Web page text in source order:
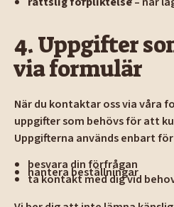
4. Uppgifter
via formulär
När du kontaktar oss via våra
uppgifter som behövs för att
Uppgifterna används enbart
besvara din förfrågan
hantera beställningar
ta kontakt med dig vid